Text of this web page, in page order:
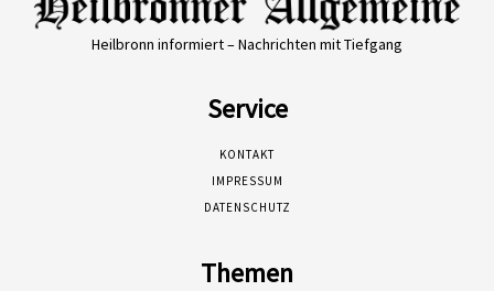
Heilbronn informiert – Nachrichten mit Tiefgang
Service
KONTAKT
IMPRESSUM
DATENSCHUTZ
Themen